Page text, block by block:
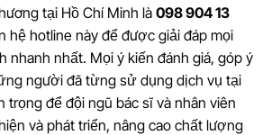
tại Hồ Chí Minh là 098 904 13
hệ hotline này để được giải đáp mọi
nhanh nhất. Mọi ý kiến đánh giá, góp ý
người đã từng sử dụng dịch vụ tại
trọng để đội ngũ bác sĩ và nhân viên
và phát triển, nâng cao chất lượng